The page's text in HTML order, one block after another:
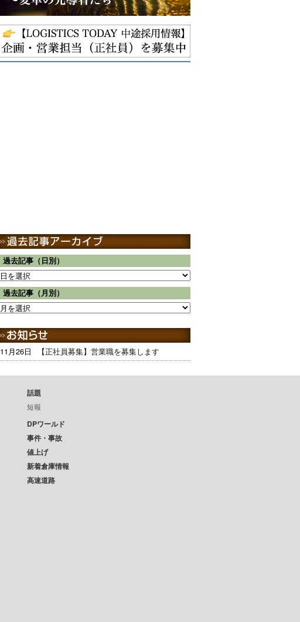
過去記事（日別）
過去記事（月別）
11月26日 【正社員募集】営業職を募集します
話題
短報
DPワールド
事件・事故
値上げ
新着倉庫情報
高速道路